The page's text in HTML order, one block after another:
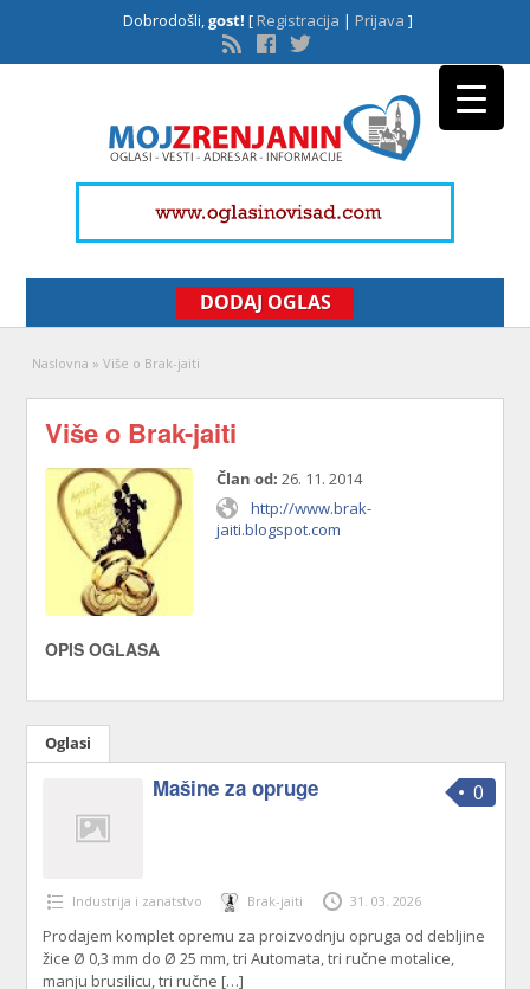
Dobrodošli,gost! [Registracija | Prijava ]
DODAJ OGLAS
Naslovna » Više o Brak-jaiti
Više o Brak-jaiti
Član od: 26. 11. 2014
http://www.brak-
jaiti.blogspot.com
OPIS OGLASA
Oglasi
0
Mašine za opruge
Industrija i zanatstvo Brak-jaiti 31. 03. 2026
Prodajem komplet opremu za proizvodnju opruga od debljine
žice Ø 0,3 mm do Ø 25 mm, tri Automata, tri ručne motalice,
manju brusilicu, tri ručne […]